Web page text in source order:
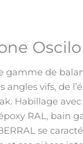
gamme de
angles vifs, de
Habillage
RAL, bain
se